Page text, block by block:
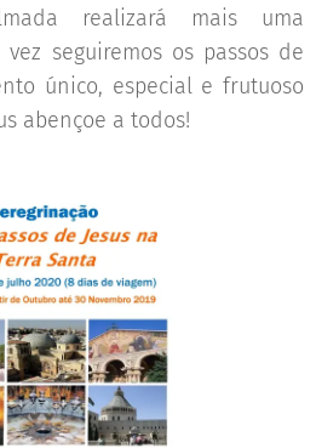
realizará mais uma
seguiremos os passos de
único, especial e frutuoso
abençoe a todos!